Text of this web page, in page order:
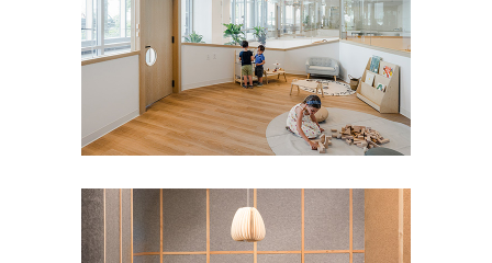
Big and Tiny NYC
Cultural